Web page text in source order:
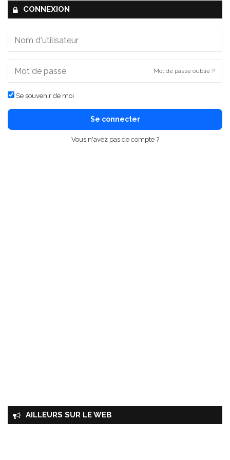
CONNEXION
Mot de passe oublié ?
Se souvenir de moi
Se connecter
Vous n'avez pas de compte ?
AILLEURS SUR LE WEB